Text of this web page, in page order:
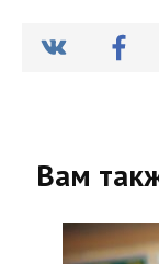
Вам